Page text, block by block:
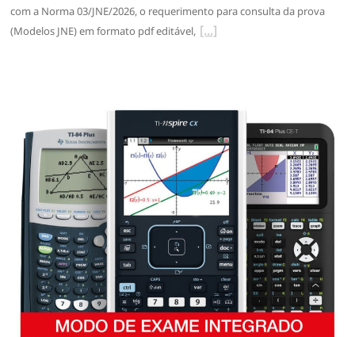
com a Norma 03/JNE/2026, o requerimento para consulta da prova
(Modelos JNE) em formato pdf editável,